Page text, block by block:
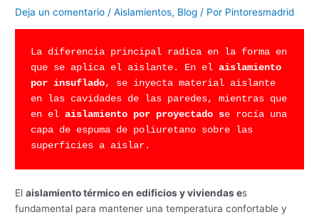
Deja un comentario /Aislamientos, Blog / Por Pintoresmadrid
La diferencia principal radica en la forma en
que se aplica el aislante. En el aislamiento
por insuflado, se inyecta material aislante
en las cavidades de las paredes, mientras que
en el aislamiento por proyectado se rocía una
capa de espuma de poliuretano sobre las
superficies a aislar.
Elaislamiento térmico en edificios y viviendas es
fundamental para mantener una temperatura confortable y